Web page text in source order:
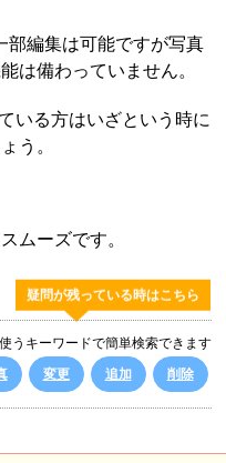
部編集は可能ですが写真
は備わっていません。
いる方はいざという時に
う。
ムーズです。
疑問が残っている時はこちら
うキーワードで簡単検索できます
変更 追加 削除